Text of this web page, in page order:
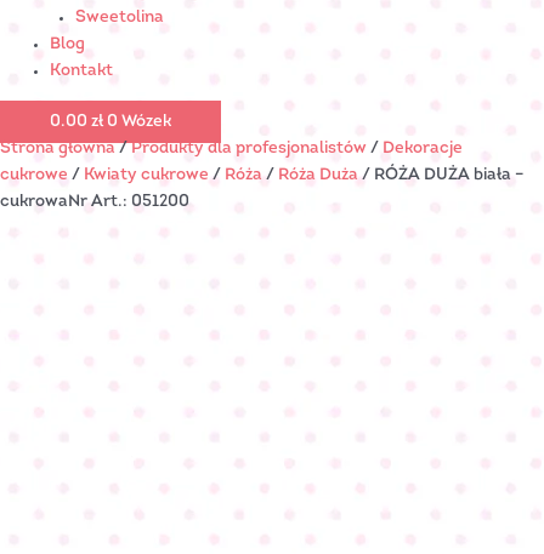
Sweetolina
Blog
Kontakt
0.00 zł 0 Wózek
Strona główna / Produkty dla profesjonalistów / Dekoracje
cukrowe / Kwiaty cukrowe / Róża / Róża Duża / RÓŻA DUŻA biała –
cukrowaNr Art.: 051200